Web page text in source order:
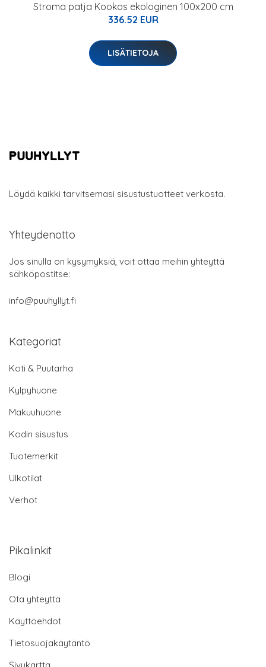
Stroma patja Kookos ekologinen 100x200 cm
336.52 EUR
LISÄTIETOJA
Löydä kaikki tarvitsemasi sisustustuotteet verkosta.
Yhteydenotto
Jos sinulla on kysymyksiä, voit ottaa meihin yhteyttä
sähköpostitse:
info@puuhyllyt.fi
Kategoriat
Koti & Puutarha
Kylpyhuone
Makuuhuone
Kodin sisustus
Tuotemerkit
Ulkotilat
Verhot
Pikalinkit
Blogi
Ota yhteyttä
Käyttöehdot
Tietosuojakäytäntö